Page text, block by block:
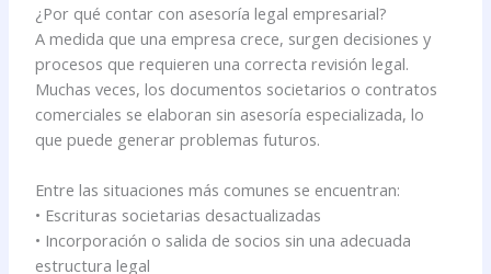
¿Por qué contar con asesoría legal empresarial?
A medida que una empresa crece, surgen decisiones y
procesos que requieren una correcta revisión legal.
Muchas veces, los documentos societarios o contratos
comerciales se elaboran sin asesoría especializada, lo
que puede generar problemas futuros.
Entre las situaciones más comunes se encuentran:
• Escrituras societarias desactualizadas
• Incorporación o salida de socios sin una adecuada
estructura legal